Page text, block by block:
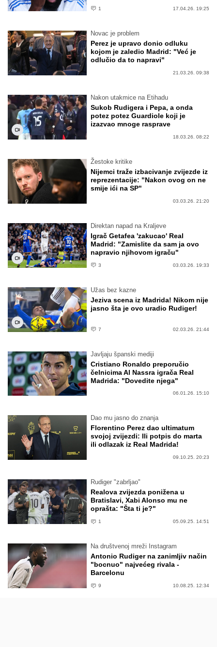
1 17.04.26. 19:25
Novac je problem
Perez je upravo donio odluku
kojom je zaledio Madrid: "Već je
odlučio da to napravi"
21.03.26. 09:38
Nakon utakmice na Etihadu
Sukob Rudigera i Pepa, a onda
potez potez Guardiole koji je
izazvao mnoge rasprave
18.03.26. 08:22
Žestoke kritike
Nijemci traže izbacivanje zvijezde iz
reprezentacije: "Nakon ovog on ne
smije ići na SP"
03.03.26. 21:20
Direktan napad na Kraljeve
Igrač Getafea 'zakucao' Real
Madrid: "Zamislite da sam ja ovo
napravio njihovom igraču"
3 03.03.26. 19:33
Užas bez kazne
Jeziva scena iz Madrida! Nikom nije
jasno šta je ovo uradio Rudiger!
7 02.03.26. 21:44
Javljaju španski mediji
Cristiano Ronaldo preporučio
čelnicima Al Nassra igrača Real
Madrida: "Dovedite njega"
06.01.26. 15:10
Dao mu jasno do znanja
Florentino Perez dao ultimatum
svojoj zvijezdi: Ili potpis do marta
ili odlazak iz Real Madrida!
09.10.25. 20:23
Rudiger "zabrljao"
Realova zvijezda ponižena u
Bratislavi, Xabi Alonso mu ne
oprašta: "Šta ti je?"
1 05.09.25. 14:51
Na društvenoj mreži Instagram
Antonio Rudiger na zanimljiv način
"bocnuo" najvećeg rivala -
Barcelonu
9 10.08.25. 12:34